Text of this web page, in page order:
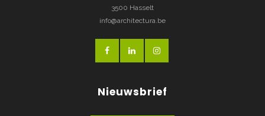
3500 Hasselt
info@architectura.be
Nieuwsbrief